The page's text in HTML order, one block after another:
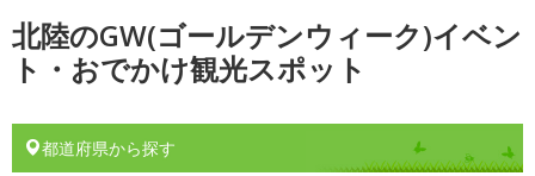
北陸のGW(ゴールデンウィーク)イベン
ト・おでかけ観光スポット
都道府県から探す